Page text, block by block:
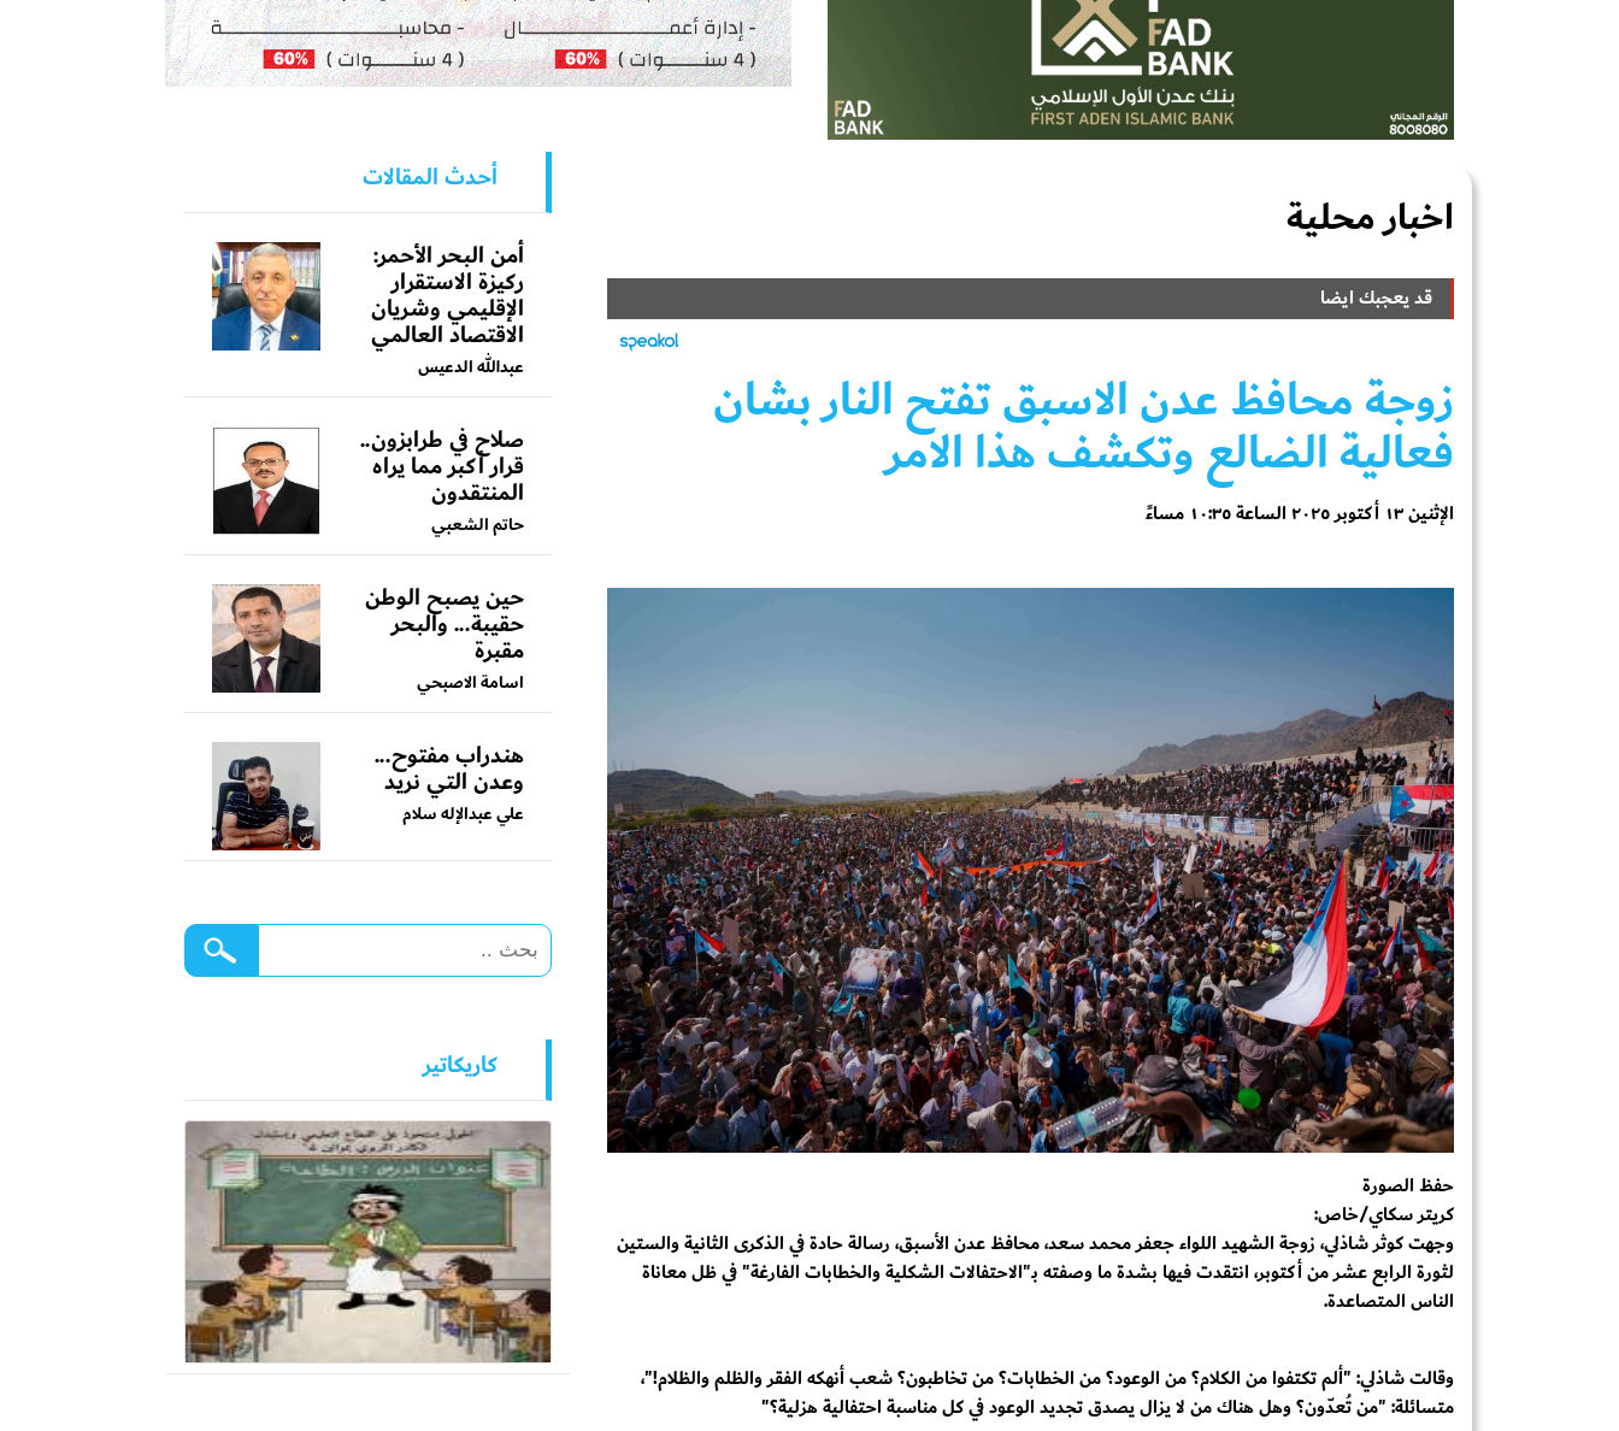
اخبار محلية
قد يعجبك ايضا
زوجة محافظ عدن الاسبق تفتح النار بشان
فعالية الضالع وتكشف هذا الامر
الإثنين ١٣ أكتوبر ٢٠٢٥ الساعة ١٠:٣٥ مساءً
حفظ الصورة
كريتر سكاي/خاص:
وجهت كوثر شاذلي، زوجة الشهيد اللواء جعفر محمد سعد، محافظ عدن الأسبق، رسالة حادة في الذكرى الثانية والستين
لثورة الرابع عشر من أكتوبر، انتقدت فيها بشدة ما وصفته بـ"الاحتفالات الشكلية والخطابات الفارغة" في ظل معاناة
الناس المتصاعدة.
وقالت شاذلي: "ألم تكتفوا من الكلام؟ من الوعود؟ من الخطابات؟ من تخاطبون؟ شعب أنهكه الفقر والظلم والظلام!"،
متسائلة: "من تُعدّون؟ وهل هناك من لا يزال يصدق تجديد الوعود في كل مناسبة احتفالية هزلية؟"
أحدث المقالات
أمن البحر الأحمر:
ركيزة الاستقرار
الإقليمي وشريان
الاقتصاد العالمي
عبدالله الدعيس
صلاح في طرابزون..
قرار أكبر مما يراه
المنتقدون
حاتم الشعبي
حين يصبح الوطن
حقيبة... والبحر
مقبرة
اسامة الاصبحي
هندراب مفتوح...
وعدن التي نريد
علي عبدالإله سلام
كاريكاتير